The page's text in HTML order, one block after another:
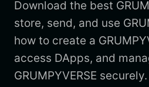
Download the best
store, send, and use
how to create a
access DApps, and
GRUMPYVERSE securely.